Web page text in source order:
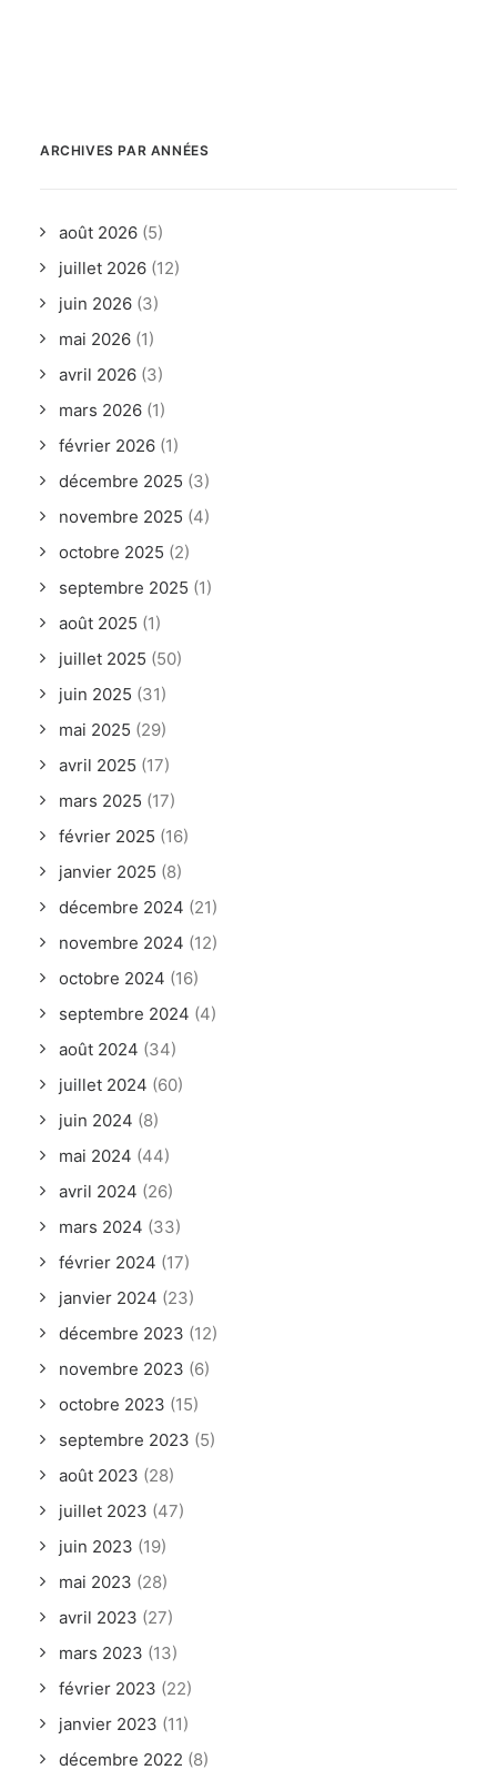
ARCHIVES PAR ANNÉES
août 2026 (5)
juillet 2026 (12)
juin 2026 (3)
mai 2026 (1)
avril 2026 (3)
mars 2026 (1)
février 2026 (1)
décembre 2025 (3)
novembre 2025 (4)
octobre 2025 (2)
septembre 2025 (1)
août 2025 (1)
juillet 2025 (50)
juin 2025 (31)
mai 2025 (29)
avril 2025 (17)
mars 2025 (17)
février 2025 (16)
janvier 2025 (8)
décembre 2024 (21)
novembre 2024 (12)
octobre 2024 (16)
septembre 2024 (4)
août 2024 (34)
juillet 2024 (60)
juin 2024 (8)
mai 2024 (44)
avril 2024 (26)
mars 2024 (33)
février 2024 (17)
janvier 2024 (23)
décembre 2023 (12)
novembre 2023 (6)
octobre 2023 (15)
septembre 2023 (5)
août 2023 (28)
juillet 2023 (47)
juin 2023 (19)
mai 2023 (28)
avril 2023 (27)
mars 2023 (13)
février 2023 (22)
janvier 2023 (11)
décembre 2022 (8)